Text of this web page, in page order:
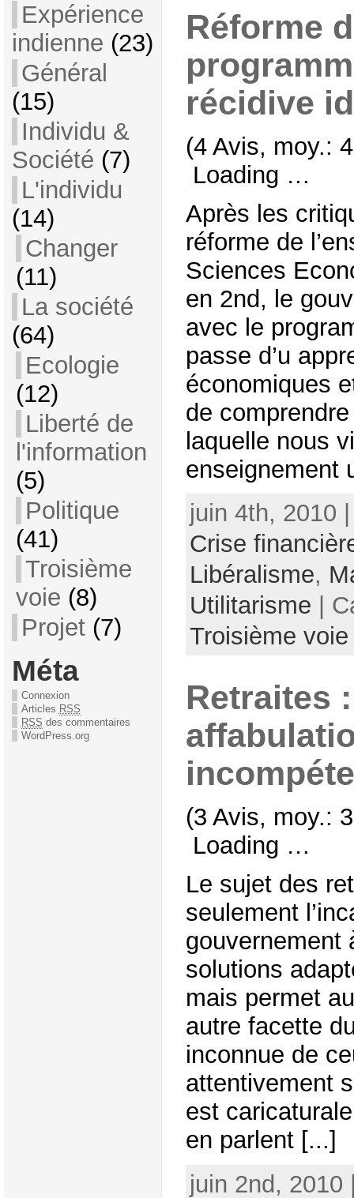
Expérience
indienne (23)
Général
(15)
Individu &
Société (7)
L'individu
(14)
Changer
(11)
La société
(64)
Ecologie
(12)
Liberté de
l'information
(5)
Politique
(41)
Troisième
voie (8)
Projet(7)
Méta
Connexion
Articles RSS
RSS des commentaires
WordPress.org
Réforme
récidive
(4 Avis, moy.:
Loading …
Après les
réforme de
Sciences
en 2nd, le
avec le
passe d’u
économiques
de
laquelle nous
enseignement
juin 4th, 2010
Crise
Libéralisme,
Utilitarisme |
Troisième voie
Retraites
(3 Avis, moy.:
Loading …
Le sujet des
seulement
gouvernement
solutions
mais permet
autre facette
inconnue de
attentivement
est
en parlent [...]
juin 2nd, 2010